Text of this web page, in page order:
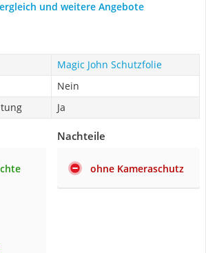
und weitere Angebote
Magic John Schutzfolie
Nein
Ja
Nachteile
ohne Kameraschutz